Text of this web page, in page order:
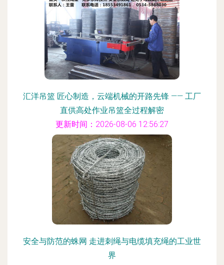
汇洋吊篮 匠心制造，云端机械的开路先锋 —— 工厂
直供高处作业吊篮全过程解密
更新时间：2026-08-06 12:56:27
安全与防范的蛛网 走进刺绳与电缆填充绳的工业世
界